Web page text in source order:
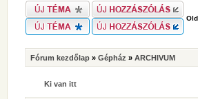
Fórum kezdőlap » Gépház » ARCHIVUM
Ki van itt